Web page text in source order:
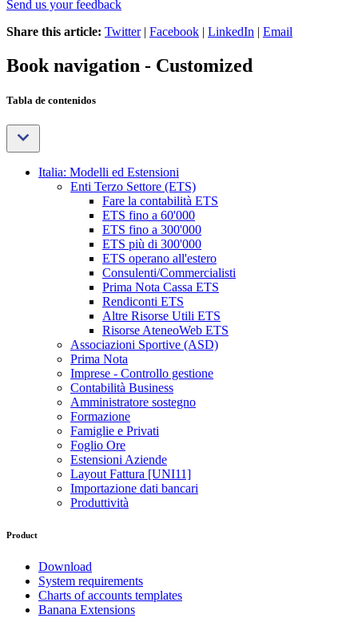
Send us your feedback
Share this article: Twitter| Facebook | LinkedIn | Email
Book navigation - Customized
Tabla de contenidos
Italia: Modelli ed Estensioni
Enti Terzo Settore (ETS)
Fare la contabilità ETS
ETS fino a 60'000
ETS fino a 300'000
ETS più di 300'000
ETS operano all'estero
Consulenti/Commercialisti
Prima Nota Cassa ETS
Rendiconti ETS
Altre Risorse Utili ETS
Risorse AteneoWeb ETS
Associazioni Sportive (ASD)
Prima Nota
Imprese - Controllo gestione
Contabilità Business
Amministratore sostegno
Formazione
Famiglie e Privati
Foglio Ore
Estensioni Aziende
Layout Fattura [UNI11]
Importazione dati bancari
Produttività
Product
Download
System requirements
Charts of accounts templates
Banana Extensions